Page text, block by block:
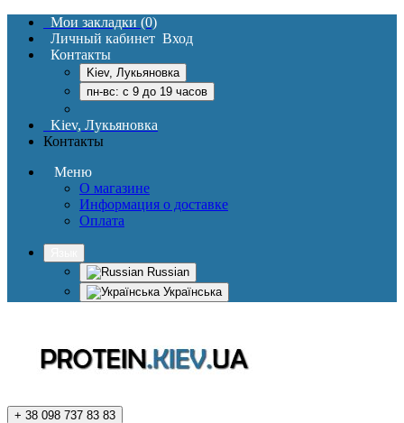
Мои закладки (0)
Личный кабинет Вход
Контакты
Kiev, Лукьяновка
пн-вс: c 9 до 19 часов
Kiev, Лукьяновка
Контакты
Меню
О магазине
Информация о доставке
Оплата
Russian
Українська
+ 38 098 737 83 83